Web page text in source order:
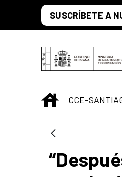
Saltar al contenido principal
SUSCRÍBETE A
INICIO
CCE-